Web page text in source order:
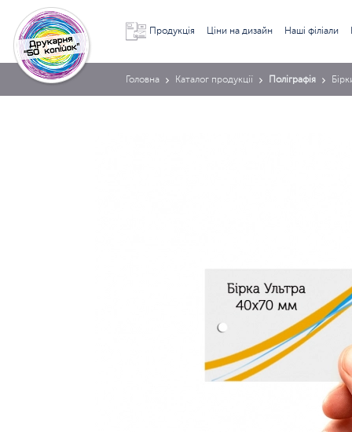
Продукція Ціни на дизайн Наші філіали
Головна Каталог продукції Поліграфія